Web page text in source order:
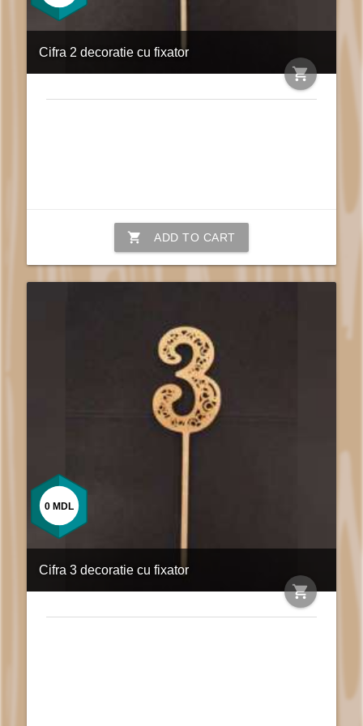
Cifra 2 decoratie cu fixator
shopping_cart
shopping_cart ADD TO CART
Cifra 3 decoratie cu fixator
shopping_cart
0 MDL